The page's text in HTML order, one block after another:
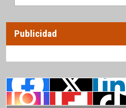
Publicidad